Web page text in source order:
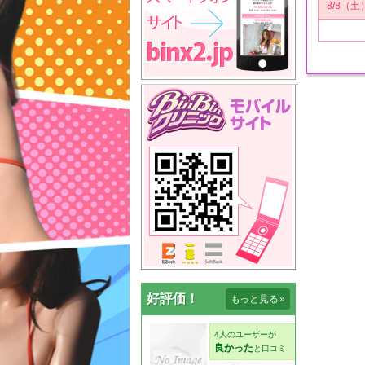
好評価！ もっと見る»
8/8（土）